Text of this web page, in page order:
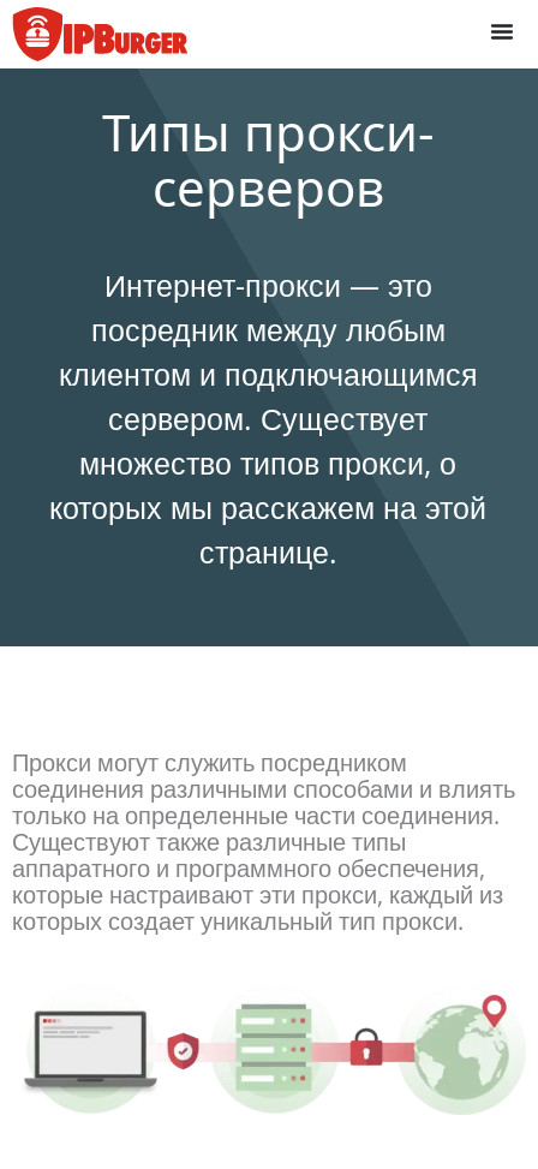
Перейти
содержанию
Типы прокси-
серверов
Интернет-прокси — это
посредник между любым
клиентом и подключающимся
сервером. Существует
множество типов прокси, о
которых мы расскажем на этой
странице.
Прокси могут служить посредником
соединения различными способами и влиять
только на определенные части соединения.
Существуют также различные типы
аппаратного и программного обеспечения,
которые настраивают эти прокси, каждый из
которых создает уникальный тип прокси.